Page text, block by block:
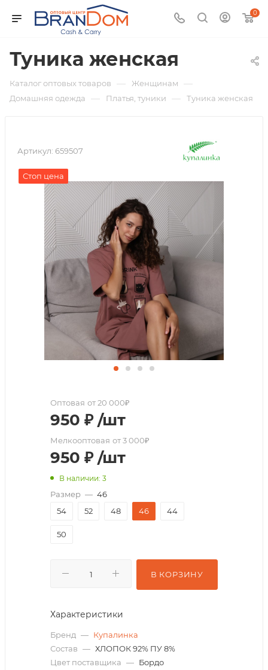
0
Туника женская
Каталог оптовых товаров — Женщинам —
Домашняя одежда — Платья, туники — Туника женская
Артикул: 659507
Стоп цена
Оптовая от 20 000₽
950 ₽ /шт
Мелкооптовая от 3 000₽
950 ₽ /шт
В наличии: 3
Размер — 46
54
52 48 46 44
50
В КОРЗИНУ
Характеристики
Бренд — Купалинка
Состав — ХЛОПОК 92% ПУ 8%
Цвет поставщика — Бордо